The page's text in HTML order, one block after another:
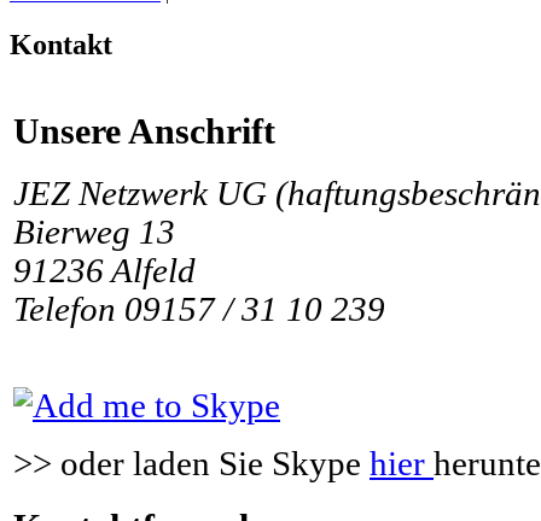
Kontakt
Unsere Anschrift
JEZ Netzwerk UG
Bierweg 13
91236 Alfeld
Telefon 09157 / 31 10 239
>> oder laden Sie Skype hier